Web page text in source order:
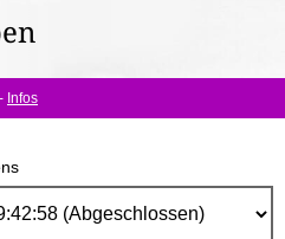
Infos